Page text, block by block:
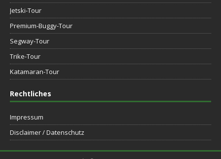
Jetski-Tour
Premium-Buggy-Tour
Segway-Tour
Trike-Tour
Katamaran-Tour
Rechtliches
Impressum
Disclaimer / Datenschutz